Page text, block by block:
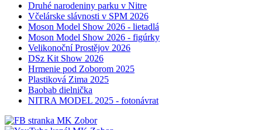
Druhé narodeniny parku v Nitre
Včelárske slávnosti v SPM 2026
Moson Model Show 2026 - lietadlá
Moson Model Show 2026 - figúrky
Velikonoční Prostějov 2026
DSz Kit Show 2026
Hrmenie pod Zoborom 2025
Plastiková Zima 2025
Baobab dielnička
NITRA MODEL 2025 - fotonávrat